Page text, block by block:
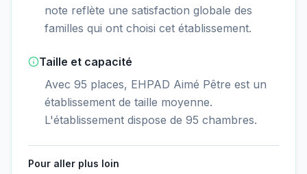
note reflète une satisfaction globale des
familles qui ont choisi cet établissement.
Taille et capacité
Avec 95 places, EHPAD Aimé Pêtre est un
établissement de taille moyenne.
L'établissement dispose de 95 chambres.
Pour aller plus loin